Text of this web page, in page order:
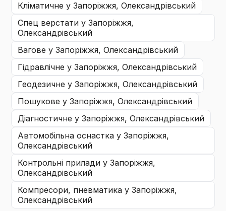
кліматичне у Запоріжжя, Олександрiвський
спец верстати у Запоріжжя,
Олександрiвський
вагове у Запоріжжя, Олександрiвський
гідравлічне у Запоріжжя, Олександрiвський
геодезичне у Запоріжжя, Олександрiвський
пошукове у Запоріжжя, Олександрiвський
діагностичне у Запоріжжя, Олександрiвський
автомобільна оснастка у Запоріжжя,
Олександрiвський
контрольні прилади у Запоріжжя,
Олександрiвський
компресори, пневматика у Запоріжжя,
Олександрiвський